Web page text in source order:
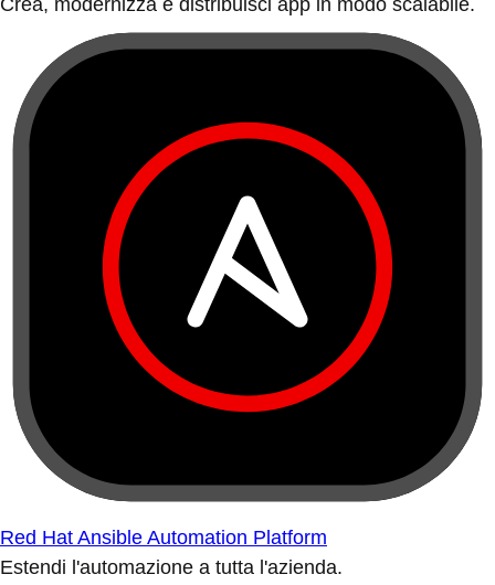
Crea, modernizza e distribuisci app in modo scalabile.
Red Hat Ansible Automation Platform
Estendi l'automazione a tutta l'azienda.